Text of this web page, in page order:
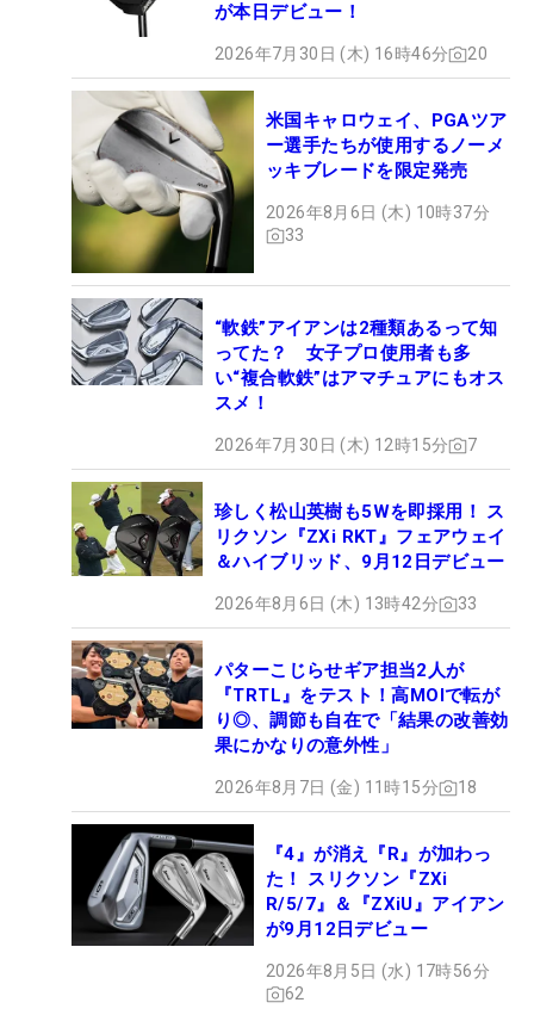
が本日デビュー！
2026年7月30日 (木) 16時46分 20
米国キャロウェイ、PGAツア
ー選手たちが使用するノーメ
ッキブレードを限定発売
2026年8月6日 (木) 10時37分
33
“軟鉄”アイアンは2種類あるって知
ってた？ 女子プロ使用者も多
い“複合軟鉄”はアマチュアにもオス
スメ！
2026年7月30日 (木) 12時15分 7
珍しく松山英樹も5Wを即採用！ ス
リクソン『ZXi RKT』フェアウェイ
＆ハイブリッド、9月12日デビュー
2026年8月6日 (木) 13時42分 33
パターこじらせギア担当2人が
『TRTL』をテスト！高MOIで転が
り◎、調節も自在で「結果の改善効
果にかなりの意外性」
2026年8月7日 (金) 11時15分 18
『4』が消え『R』が加わっ
た！ スリクソン『ZXi
R/5/7』＆『ZXiU』アイアン
が9月12日デビュー
2026年8月5日 (水) 17時56分
62